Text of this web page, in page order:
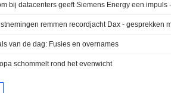
bij datacenters geeft Siemens Energy een impuls
van de dag: Fusies en overnames
schommelt rond het evenwicht